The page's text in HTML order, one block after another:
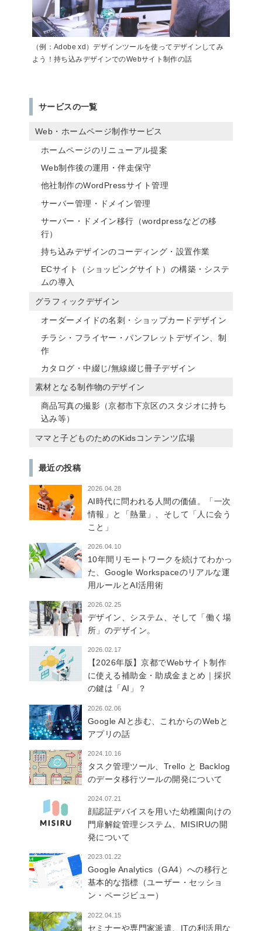
（例：Adobe xd）デザインツールを使ってデザインしてみ
よう！持ち込みデザインでのWebサイト制作の話
サービスの一覧
Web・ホームページ制作サービス
ホームページのリニューアル提案
Web制作後の運用・伴走保守
他社制作のWordPressサイト管理
サーバー管理・ドメイン管理
サーバー・ドメイン移行（wordpressなどの移
行）
持ち込みデザインのコーディング・設置作業
ECサイト（ショッピングサイト）の構築・システ
ムの導入
グラフィックデザイン
オーダーメイドの名刺・ショップカードデザイン
チラシ・フライヤー・パンフレットデザイン、制
作
カタログ・中綴じ/無線綴じ冊子デザイン
素材となる制作物のデザイン
商品写真の撮影（京都市下京区のスタジオに持ち
込み等）
ママと子どものためのKidsコンテンツ広場
最近の投稿
2026.04.28
AI時代に問われる人間の価値。「一次
情報」と「熱量」、そして「人に会う
こと」
2026.04.10
10年間リモートワークを続けてわかっ
た、Google Workspaceのリアルな運
用ルールとAI活用術
2026.02.25
デザイン、システム、そして「働く場
所」のデザイン。
2026.02.17
【2026年版】京都でWebサイト制作
に使える補助金・助成金まとめ｜採択
の鍵は「AI」？
2026.02.06
Google AIと歩む、これからのWebと
アプリの話
2024.10.16
タスク管理ツール、Trello と Backlog
のデータ移行ツールの開発について
2024.07.21
顔認証デバイスを用いた幼稚園向けの
門扉解錠管理システム、MISIRUの開
発について
2023.01.22
Google Analytics（GA4）への移行と
基本的な指標（ユーザー・セッショ
ン・ページビュー）
2022.04.15
セミナーや専門家派遣、ITの利活用な